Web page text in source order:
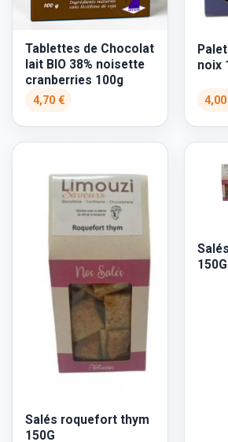
Tablettes de Chocolat
lait BIO 38% noisette
cranberries 100g
4,70 €
noix
Salés roquefort thym
150G
150G